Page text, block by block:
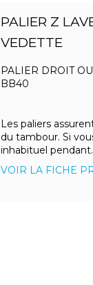
PALIER Z
VEDETTE
PALIER DROIT
BB40
Les paliers
du tambour. Si
inhabituel
VOIR LA FICHE